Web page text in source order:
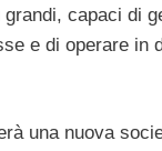
capaci di
e di operare in
una nuova